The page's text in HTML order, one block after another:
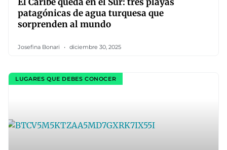
patagónicas de agua turquesa que
sorprenden al mundo
Josefina Bonari diciembre 30, 2025
LUGARES QUE DEBES CONOCER